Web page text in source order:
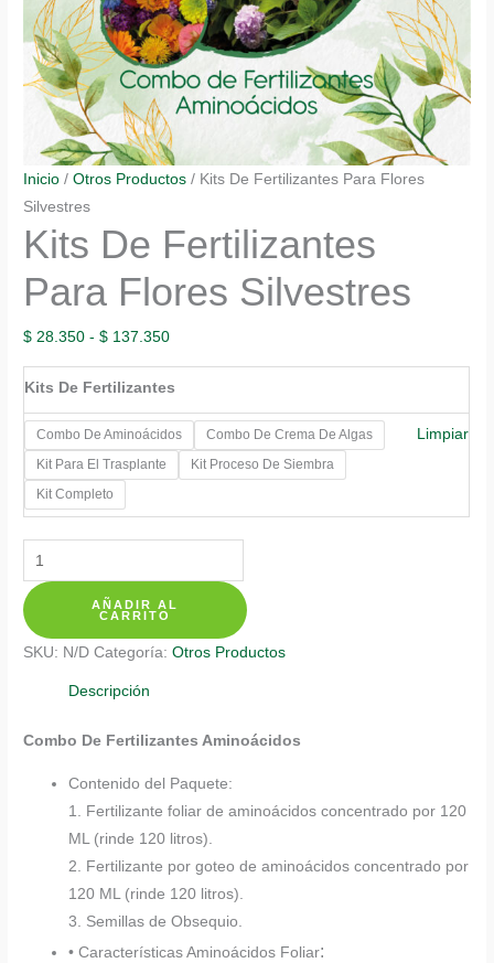
Inicio /Otros Productos / Kits De Fertilizantes Para Flores
Silvestres
Kits De Fertilizantes
Para Flores Silvestres
$ 28.350 - $ 137.350Rango
de
precios:
desde
$ 28.350
hasta
Kits De Fertilizantes
Combo De Aminoácidos
Combo De Crema De Algas
Kit Para El Trasplante
Kit Proceso De Siembra
Kit Completo
Limpiar
Kits
De
Fertilizantes
Para
Flores
Silvestres
AÑADIR AL
CARRITO
SKU: N/D Categoría:Otros Productos
Descripción
Combo De Fertilizantes Aminoácidos
Contenido del Paquete:
1. Fertilizante foliar de aminoácidos concentrado por 120
ML (rinde 120 litros).
2. Fertilizante por goteo de aminoácidos concentrado por
120 ML (rinde 120 litros).
3. Semillas de Obsequio.
• Características Aminoácidos Foliar: